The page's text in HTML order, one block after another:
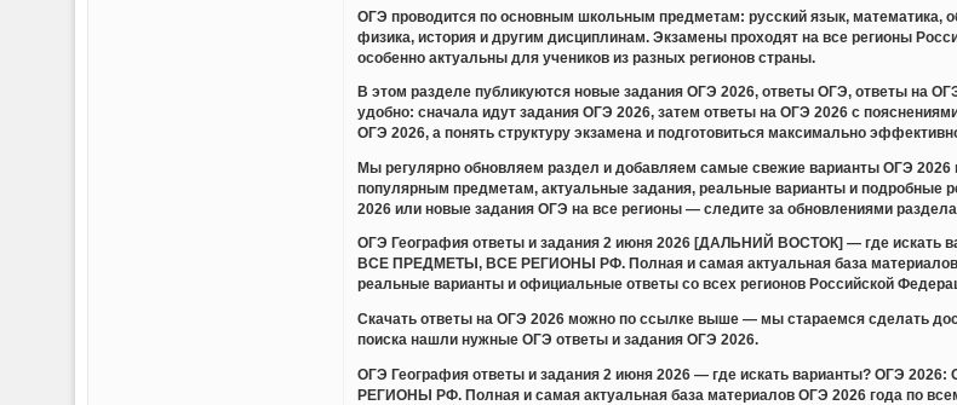
ОГЭ проводится по основным школьным предметам: русский язык, математика,
физика, история и другим дисциплинам. Экзамены проходят на все регионы
особенно актуальны для учеников из разных регионов страны.
В этом разделе публикуются новые задания ОГЭ 2026, ответы ОГЭ, ответы на
удобно: сначала идут задания ОГЭ 2026, затем ответы на ОГЭ 2026 с
ОГЭ 2026, а понять структуру экзамена и подготовиться максимально
Мы регулярно обновляем раздел и добавляем самые свежие варианты ОГЭ
популярным предметам, актуальные задания, реальные варианты и
2026 или новые задания ОГЭ на все регионы — следите за обновлениями
ОГЭ География ответы и задания 2 июня 2026 [ДАЛЬНИЙ ВОСТОК] — где
ВСЕ ПРЕДМЕТЫ, ВСЕ РЕГИОНЫ РФ. Полная и самая актуальная база
реальные варианты и официальные ответы со всех регионов Российской
Скачать ответы на ОГЭ 2026 можно по ссылке выше — мы стараемся сделать
поиска нашли нужные ОГЭ ответы и задания ОГЭ 2026.
ОГЭ География ответы и задания 2 июня 2026 — где искать варианты?
РЕГИОНЫ РФ. Полная и самая актуальная база материалов ОГЭ 2026 года по